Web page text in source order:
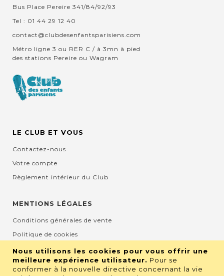
Nous utilisons les cookies pour vous offrir une
meilleure expérience utilisateur. Pour se
conformer à la nouvelle directive concernant la vie
Bus Place Pereire 341/84/92/93
Tel : 01 44 29 12 40
contact@clubdesenfantsparisiens.com
Métro ligne 3 ou RER C / à 3mn à pied
des stations Pereire ou Wagram
LE CLUB ET VOUS
Contactez-nous
Votre compte
Règlement intérieur du Club
MENTIONS LÉGALES
Conditions générales de vente
Politique de cookies
Mentions légales et CGU
Protection de la vie privée